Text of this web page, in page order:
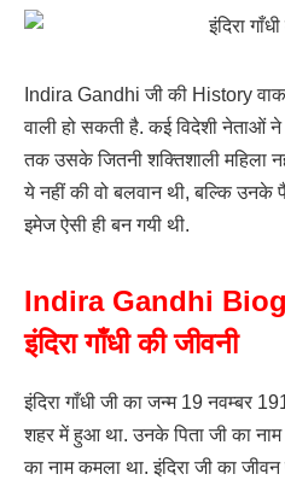
Indira Gandhi जी की History
वाली हो सकती है. कई विदेशी नेताओं
तक उसके जितनी शक्तिशाली महिला
ये नहीं की वो बलवान थी, बल्कि
इमेज ऐसी ही बन गयी थी.
Indira Gandhi
इंदिरा गाँधी की जीवनी
इंदिरा गाँधी जी का जन्म 19 नवम्बर
शहर में हुआ था. उनके पिता जी का
का नाम कमला था. इंदिरा जी का